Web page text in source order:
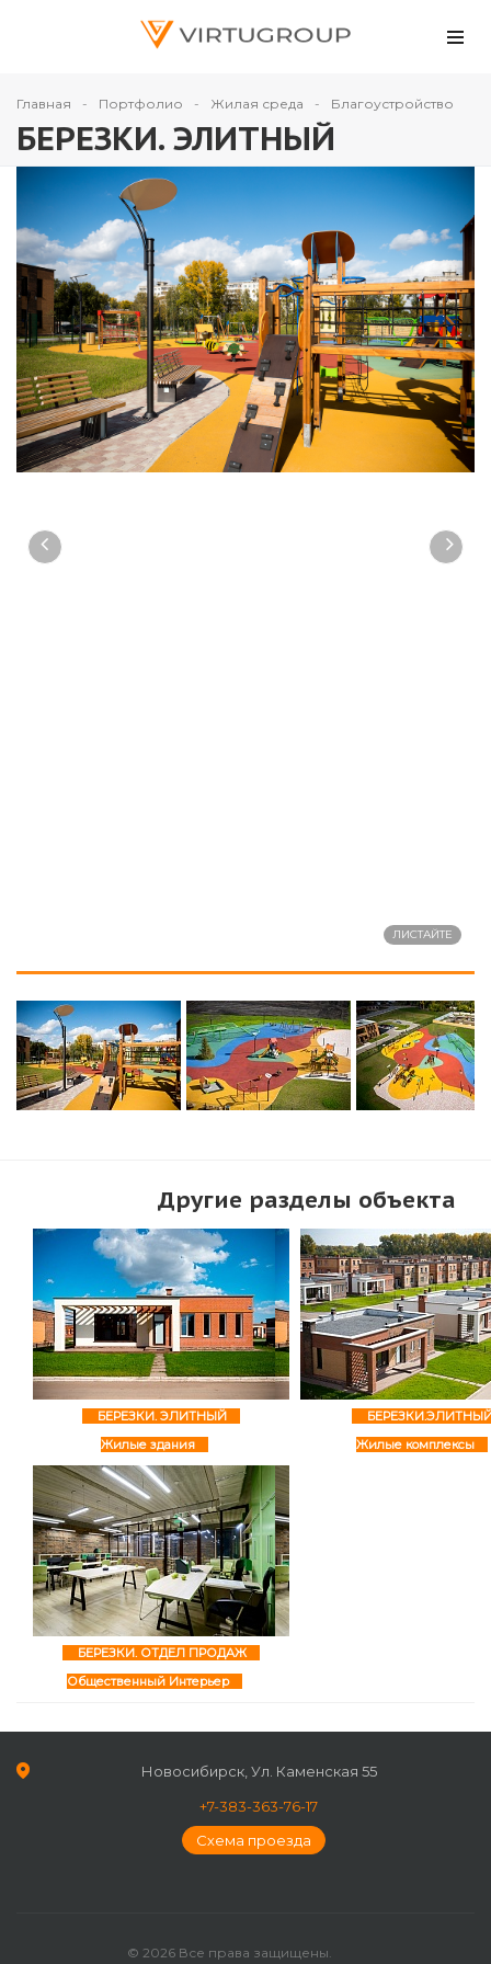
Главная Портфолио Жилая среда Благоустройство
БЕРЕЗКИ. ЭЛИТНЫЙ
Другие разделы объекта
БЕРЕЗКИ. ЭЛИТНЫЙ
Жилые здания
Жилые комплексы
БЕРЕЗКИ. ОТДЕЛ ПРОДАЖ
Общественный Интерьер
Новосибирск, Ул. Каменская 55
+7-383-363-76-17
Схема проезда
© 2026 Все права защищены.